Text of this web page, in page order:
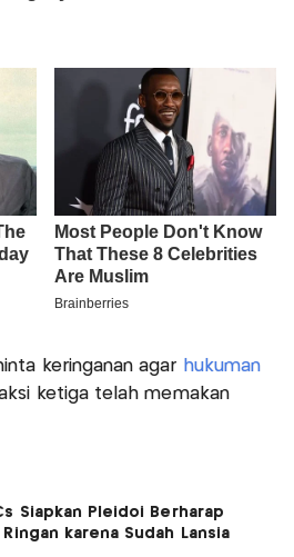
keringanan agar hukuman
ketiga telah memakan
Siapkan Pleidoi Berharap
Ringan karena Sudah Lansia